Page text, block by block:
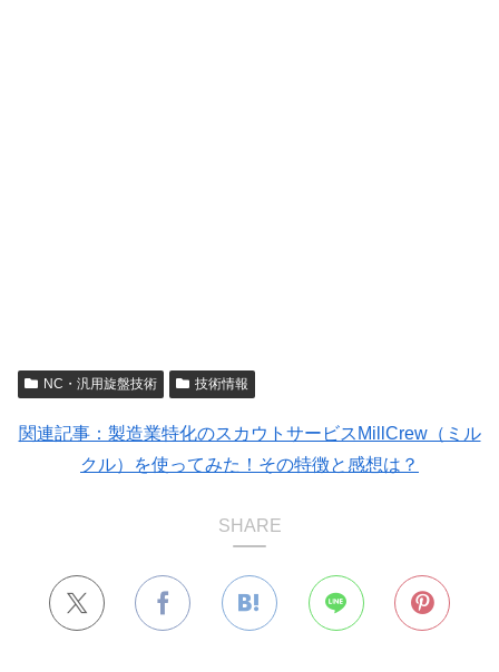
NC・汎用旋盤技術 技術情報
関連記事：製造業特化のスカウトサービスMillCrew（ミル
クル）を使ってみた！その特徴と感想は？
SHARE